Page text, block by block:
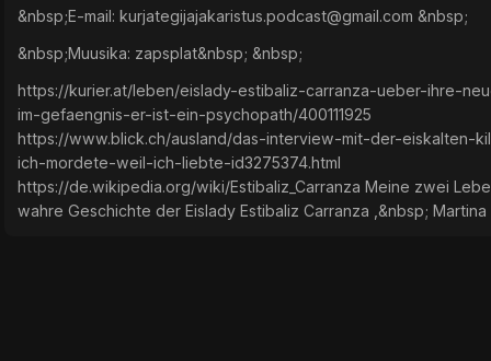
&nbsp;E-mail: kurjategijajakaristus.podcast@gmail.com &nbsp;
&nbsp;Muusika: zapsplat&nbsp; &nbsp;
https://kurier.at/leben/eislady-estibaliz-carranza-ueber-ihre-
im-gefaengnis-er-ist-ein-psychopath/400111925
https://www.blick.ch/ausland/das-interview-mit-der-eiskalten-
ich-mordete-weil-ich-liebte-id3275374.html
https://de.wikipedia.org/wiki/Estibaliz_Carranza Meine zwei
wahre Geschichte der Eislady Estibaliz Carranza ,&nbsp;